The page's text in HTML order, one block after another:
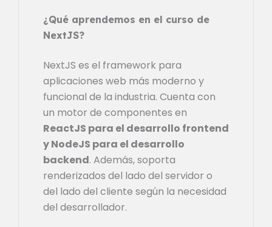
¿Qué aprendemos en el curso de
NextJS?
NextJS es el framework para
aplicaciones web más moderno y
funcional de la industria. Cuenta con
un motor de componentes en
ReactJS para el desarrollo frontend
y NodeJS para el desarrollo
backend. Además, soporta
renderizados del lado del servidor o
del lado del cliente según la necesidad
del desarrollador.